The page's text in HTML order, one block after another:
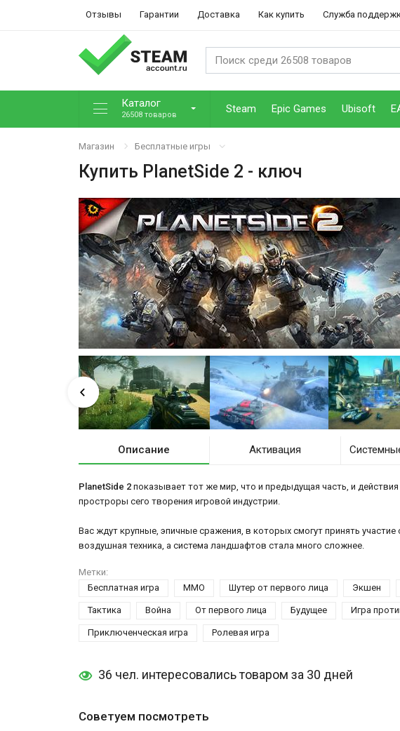
Отзывы Гарантии Доставка Как купить Служба
Каталог
26508 товаров Steam Epic Games Ubisoft
Магазин Бесплатные игры
Купить PlanetSide 2 - ключ
Описание Активация
PlanetSide 2 показывает тот же мир, что и предыдущая часть, и
простроры сего творения игровой индустрии.
Вас ждут крупные, эпичные сражения, в которых смогут принять
воздушная техника, а система ландшафтов стала много сложнее.
Метки:
Бесплатная игра
ММО Шутер от первого лица Экшен
Тактика Война От первого лица Будущее Игра
Приключенческая игра Ролевая игра
36 чел. интересовались товаром за 30 дней
Советуем посмотреть